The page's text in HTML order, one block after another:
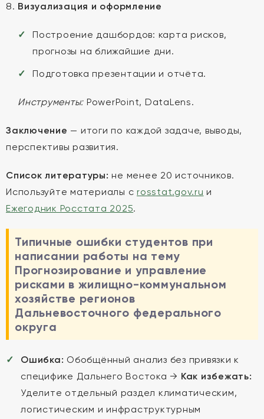
Визуализация и оформление
Построение дашбордов: карта рисков,
прогнозы на ближайшие дни.
Подготовка презентации и отчёта.
Инструменты: PowerPoint, DataLens.
Заключение — итоги по каждой задаче, выводы,
перспективы развития.
Список литературы: не менее 20 источников.
Используйте материалы с rosstat.gov.ru и
Ежегодник Росстата 2025.
Типичные ошибки студентов при
написании работы на тему
Прогнозирование и управление
рисками в жилищно-коммунальном
хозяйстве регионов
Дальневосточного федерального
округа
Ошибка: Обобщённый анализ без привязки к
специфике Дальнего Востока → Как избежать:
Уделите отдельный раздел климатическим,
логистическим и инфраструктурным